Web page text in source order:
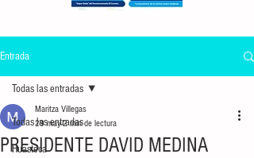
Entrada
Todas las entradas
Huasteca
Todas las entradas
PRESIDENTE DAVID MEDINA
Maritza Villegas
29 may2 min de lectura